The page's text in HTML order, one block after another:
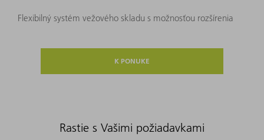
Flexibilný systém vežového skladu s možnosťou rozšírenia
K PONUKE
Rastie s Vašimi požiadavkami